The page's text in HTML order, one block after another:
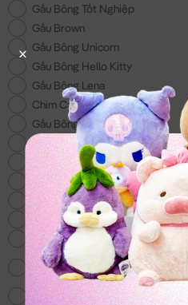
Gấu Bông Tốt Nghiệp
Gấu Brown
Gấu Bông Unicorn
Gấu Bông Hello Kitty
Gấu Bông Lena
Chim Cánh Cụt
Gấu Bông 200k
Gấu Bông Đồ Ăn
Gấu Bông Doremon
Gấu Bông tặng Bé Trai
Gấu Bông Lotso
Gấu Bông Shin - Món quà cho
Voi Bông
Gấu Bông Totoro - mẫu gấu
hiện nay
Chó Bông Husky